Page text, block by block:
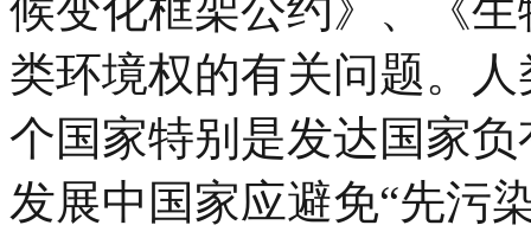
类环境权的有关问题。
个国家特别是发达国家
发展中国家应避免“先污